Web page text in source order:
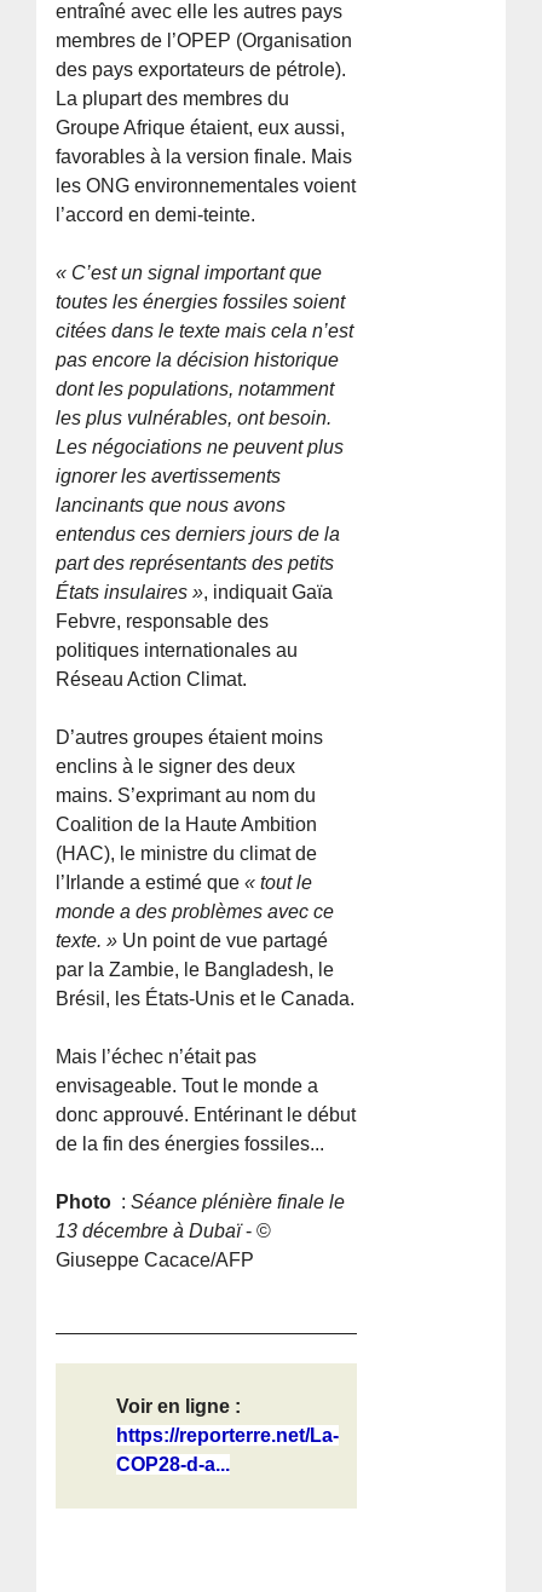
entraîné avec elle les autres pays
membres de l’OPEP (Organisation
des pays exportateurs de pétrole).
La plupart des membres du
Groupe Afrique étaient, eux aussi,
favorables à la version finale. Mais
les ONG environnementales voient
l’accord en demi-teinte.
« C’est un signal important que
toutes les énergies fossiles soient
citées dans le texte mais cela n’est
pas encore la décision historique
dont les populations, notamment
les plus vulnérables, ont besoin.
Les négociations ne peuvent plus
ignorer les avertissements
lancinants que nous avons
entendus ces derniers jours de la
part des représentants des petits
États insulaires », indiquait Gaïa
Febvre, responsable des
politiques internationales au
Réseau Action Climat.
D’autres groupes étaient moins
enclins à le signer des deux
mains. S’exprimant au nom du
Coalition de la Haute Ambition
(HAC), le ministre du climat de
l’Irlande a estimé que« tout le
monde a des problèmes avec ce
texte. » Un point de vue partagé
par la Zambie, le Bangladesh, le
Brésil, les États-Unis et le Canada.
Mais l’échec n’était pas
envisageable. Tout le monde a
donc approuvé. Entérinant le début
de la fin des énergies fossiles...
Photo :Séance plénière finale le
13 décembre à Dubaï- ©
Giuseppe Cacace/AFP
Voir en ligne :
https://reporterre.net/La-
COP28-d-a...